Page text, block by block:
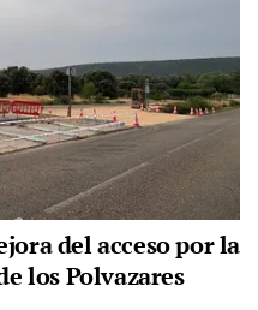
del acceso por la
los Polvazares